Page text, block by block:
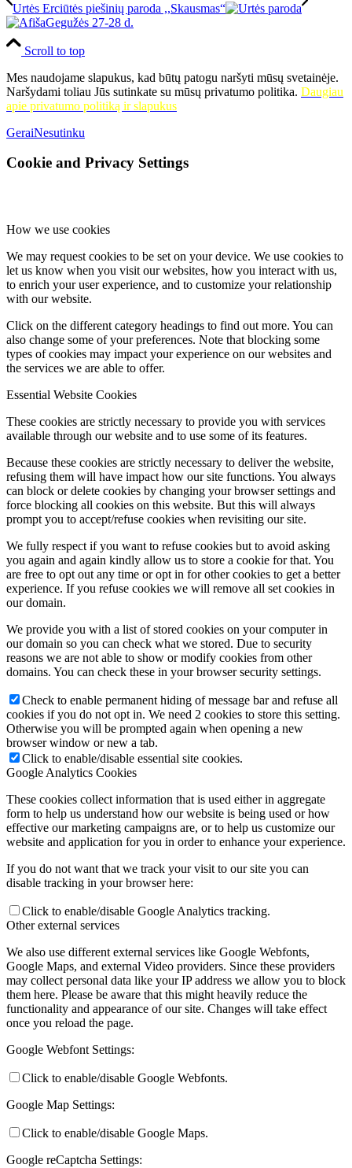
Urtės Erciūtės piešinių paroda ,,Skausmas“
Gegužės 27-28 d.
Scroll to top
Mes naudojame slapukus, kad būtų patogu naršyti mūsų svetainėje.
Naršydami toliau Jūs sutinkate su mūsų privatumo politika. Daugiau
apie privatumo politiką ir slapukus
GeraiNesutinku
Cookie and Privacy Settings
How we use cookies
We may request cookies to be set on your device. We use cookies to
let us know when you visit our websites, how you interact with us,
to enrich your user experience, and to customize your relationship
with our website.
Click on the different category headings to find out more. You can
also change some of your preferences. Note that blocking some
types of cookies may impact your experience on our websites and
the services we are able to offer.
Essential Website Cookies
These cookies are strictly necessary to provide you with services
available through our website and to use some of its features.
Because these cookies are strictly necessary to deliver the website,
refusing them will have impact how our site functions. You always
can block or delete cookies by changing your browser settings and
force blocking all cookies on this website. But this will always
prompt you to accept/refuse cookies when revisiting our site.
We fully respect if you want to refuse cookies but to avoid asking
you again and again kindly allow us to store a cookie for that. You
are free to opt out any time or opt in for other cookies to get a better
experience. If you refuse cookies we will remove all set cookies in
our domain.
We provide you with a list of stored cookies on your computer in
our domain so you can check what we stored. Due to security
reasons we are not able to show or modify cookies from other
domains. You can check these in your browser security settings.
Check to enable permanent hiding of message bar and refuse all
cookies if you do not opt in. We need 2 cookies to store this setting.
Otherwise you will be prompted again when opening a new
browser window or new a tab.
Click to enable/disable essential site cookies.
Google Analytics Cookies
These cookies collect information that is used either in aggregate
form to help us understand how our website is being used or how
effective our marketing campaigns are, or to help us customize our
website and application for you in order to enhance your experience.
If you do not want that we track your visit to our site you can
disable tracking in your browser here:
Click to enable/disable Google Analytics tracking.
Other external services
We also use different external services like Google Webfonts,
Google Maps, and external Video providers. Since these providers
may collect personal data like your IP address we allow you to block
them here. Please be aware that this might heavily reduce the
functionality and appearance of our site. Changes will take effect
once you reload the page.
Google Webfont Settings:
Click to enable/disable Google Webfonts.
Google Map Settings:
Click to enable/disable Google Maps.
Google reCaptcha Settings: